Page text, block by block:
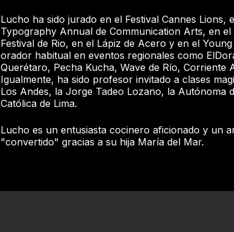
Lucho ha sido jurado en el Festival Cannes Lions,
Typography Annual de Communication Arts, en el
Festival de Rio, en el Lápiz de Acero y en el
orador habitual en eventos regionales como
Querétaro, Pecha Kucha, Wave de Río, Corriente
Igualmente, ha sido profesor invitado a clases
Los Andes, la Jorge Tadeo Lozano, la Autónoma
Católica de Lima.
Lucho es un entusiasta cocinero aficionado y un
"convertido" gracias a su hija María del Mar.